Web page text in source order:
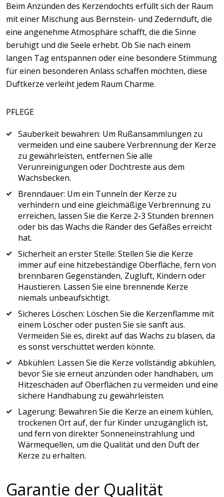
Beim Anzünden des Kerzendochts erfüllt sich der Raum
mit einer Mischung aus Bernstein- und Zedernduft, die
eine angenehme Atmosphäre schafft, die die Sinne
beruhigt und die Seele erhebt. Ob Sie nach einem
langen Tag entspannen oder eine besondere Stimmung
für einen besonderen Anlass schaffen möchten, diese
Duftkerze verleiht jedem Raum Charme.
PFLEGE
Sauberkeit bewahren: Um Rußansammlungen zu
vermeiden und eine saubere Verbrennung der Kerze
zu gewährleisten, entfernen Sie alle
Verunreinigungen oder Dochtreste aus dem
Wachsbecken.
Brenndauer: Um ein Tunneln der Kerze zu
verhindern und eine gleichmäßige Verbrennung zu
erreichen, lassen Sie die Kerze 2-3 Stunden brennen
oder bis das Wachs die Ränder des Gefäßes erreicht
hat.
Sicherheit an erster Stelle: Stellen Sie die Kerze
immer auf eine hitzebeständige Oberfläche, fern von
brennbaren Gegenständen, Zugluft, Kindern oder
Haustieren. Lassen Sie eine brennende Kerze
niemals unbeaufsichtigt.
Sicheres Löschen: Löschen Sie die Kerzenflamme mit
einem Löscher oder pusten Sie sie sanft aus.
Vermeiden Sie es, direkt auf das Wachs zu blasen, da
es sonst verschüttet werden könnte.
Abkühlen: Lassen Sie die Kerze vollständig abkühlen,
bevor Sie sie erneut anzünden oder handhaben, um
Hitzeschäden auf Oberflächen zu vermeiden und eine
sichere Handhabung zu gewährleisten.
Lagerung: Bewahren Sie die Kerze an einem kühlen,
trockenen Ort auf, der für Kinder unzugänglich ist,
und fern von direkter Sonneneinstrahlung und
Wärmequellen, um die Qualität und den Duft der
Kerze zu erhalten.
Garantie der Qualität